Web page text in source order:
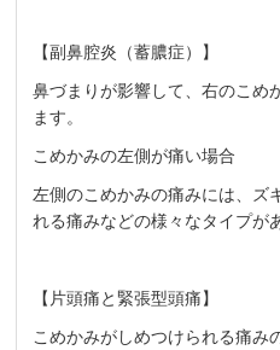
【副鼻腔炎（蓄膿症）】
鼻づまりが影響して、右のこめ
ます。
こめかみの左側が痛い場合
左側のこめかみの痛みには、ズ
れる痛みなどの様々なタイプが
【片頭痛と緊張型頭痛】
こめかみがしめつけられる痛み